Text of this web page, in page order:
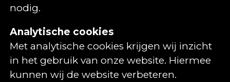
nodig.
Analytische cookies
Met analytische cookies krijgen wij inzicht
in het gebruik van onze website. Hiermee
kunnen wij de website verbeteren.